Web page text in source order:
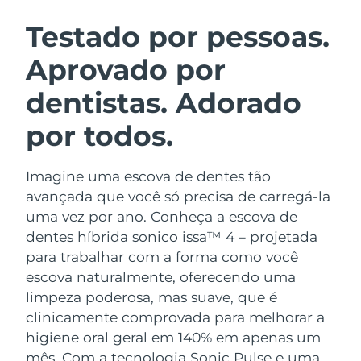
Testado por pessoas.
Aprovado por
dentistas. Adorado
por todos.
Imagine uma escova de dentes tão
avançada que você só precisa de carregá-la
uma vez por ano. Conheça a escova de
dentes híbrida sonico issa™ 4 – projetada
para trabalhar com a forma como você
escova naturalmente, oferecendo uma
limpeza poderosa, mas suave, que é
clinicamente comprovada para melhorar a
higiene oral geral em 140% em apenas um
mês. Com a tecnologia Sonic Pulse e uma
Limpeza facial
LUNA™ 4 kit
Anti-aging massage
LUNA™ 4 Plus
Massage, LED heating
LUNA™ 4 Men
For men, anti-aging massage
Lifting facial
BEAR™ 2 kit
Microcurrent toning
BEAR™ 2 go
Microcurrent toning on-the-go
BEAR™ 2 eyes & lips
Microcurrent line smoothing device
Hidratação
UFO™ 3 kit
Deep facial hydration
UFO™ 3 LED
Near-infrared and red light therapy
device
Cuidado oral
issa™ 4
Hybrid silicone sonic toothbrush
issa™ 4 plus
Smart hybrid silicone sonic toothbrush
TRATAMENTO ANTIENVELHECIMENTO
FAQ™
Antienvelhecimento Tratamentos LED
NEW
Áustria
Barein Entrega prevista
Bélgica Entrega prevista8/8/26
Bermudas
Bósnia e
Herzegovina
Entrega prevista
Brunei Entrega prevista8/13/26
Bulgária Entrega prevista
Canadá Entrega prevista
Chile Entrega prevista 8/12/26